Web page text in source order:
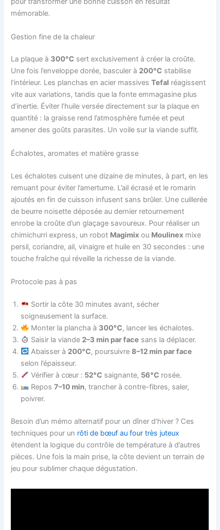
mémorable.
Gestion fine de la chaleur
La plaque à 300°C sert exclusivement à créer la croûte.
Une fois l’enveloppe dorée, basculer à 200°C stabilise
l’intérieur. Les planchas en acier massivesTefal réagissent
vite aux variations, tandis que la fonte emmagasine plus
d’inertie. Éviter l’huile versée directement sur la plaque en
quantité : la graisse rend l’atmosphère fumée et peut
amener des goûts parasites. Un voile sur la viande suffit.
Échalotes, aromates et matière grasse
Les échalotes cuisent une dizaine de minutes, à part, en les
remuant pour éviter l’amertume. L’ail écrasé et le romarin
ajoutés en fin de cuisson infusent sans brûler. Une cuillerée
de beurre noisette déposée au dernier retournement
enrobe la croûte d’un glaçage savoureux. Pour réaliser un
chimichurri express, un robot Magimix ou Moulinex mixe
persil, coriandre, ail, vinaigre et huile en 30 secondes : une
touche fraîche qui réveille la richesse de la viande.
Protocole pas à pas
Sortir la côte 30 minutes avant, sécher
soigneusement la surface.
Monter la plancha à 300°C, lancer les échalotes.
Saisir la viande 2–3 min par face sans la déplacer.
Abaisser à 200°C, poursuivre8–12 min par face
selon l’épaisseur.
Vérifier à cœur : 52°C saignante, 56°C rosée.
Repos7–10 min, trancher à contre-fibres, saler,
poivrer.
Besoin d’un mémo alternatif pour un dîner d’hiver ? Ces
techniques pour un rôti de bœuf au four très juteux
étendent la logique du contrôle de température à d’autres
pièces. Une fois la main prise, la côte devient un terrain de
jeu pour sublimer chaque dégustation.